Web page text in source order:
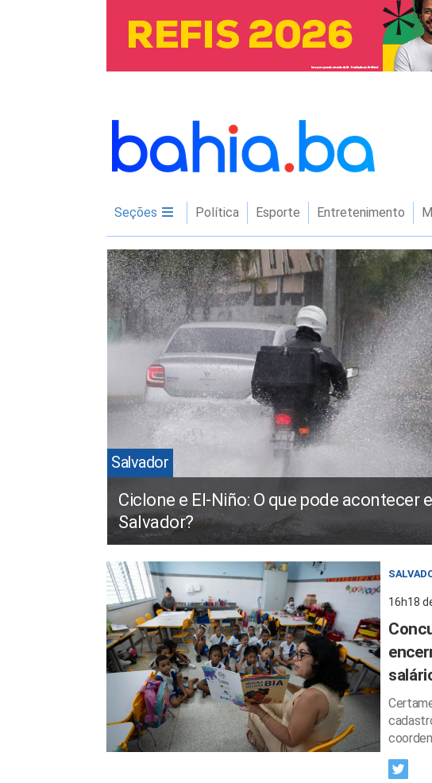
Seções Política Esporte Entretenimento
Salvador
Ciclone e El-Niño: O que pode acontecer
Salvador?
16h18